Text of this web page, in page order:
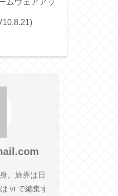
ムウェアアッ
。旅券は日
vi で編集す